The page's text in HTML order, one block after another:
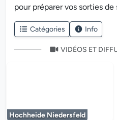
pour préparer vos sorties
Catégories Info
VIDÉOS ET
Hochheide Niedersfeld